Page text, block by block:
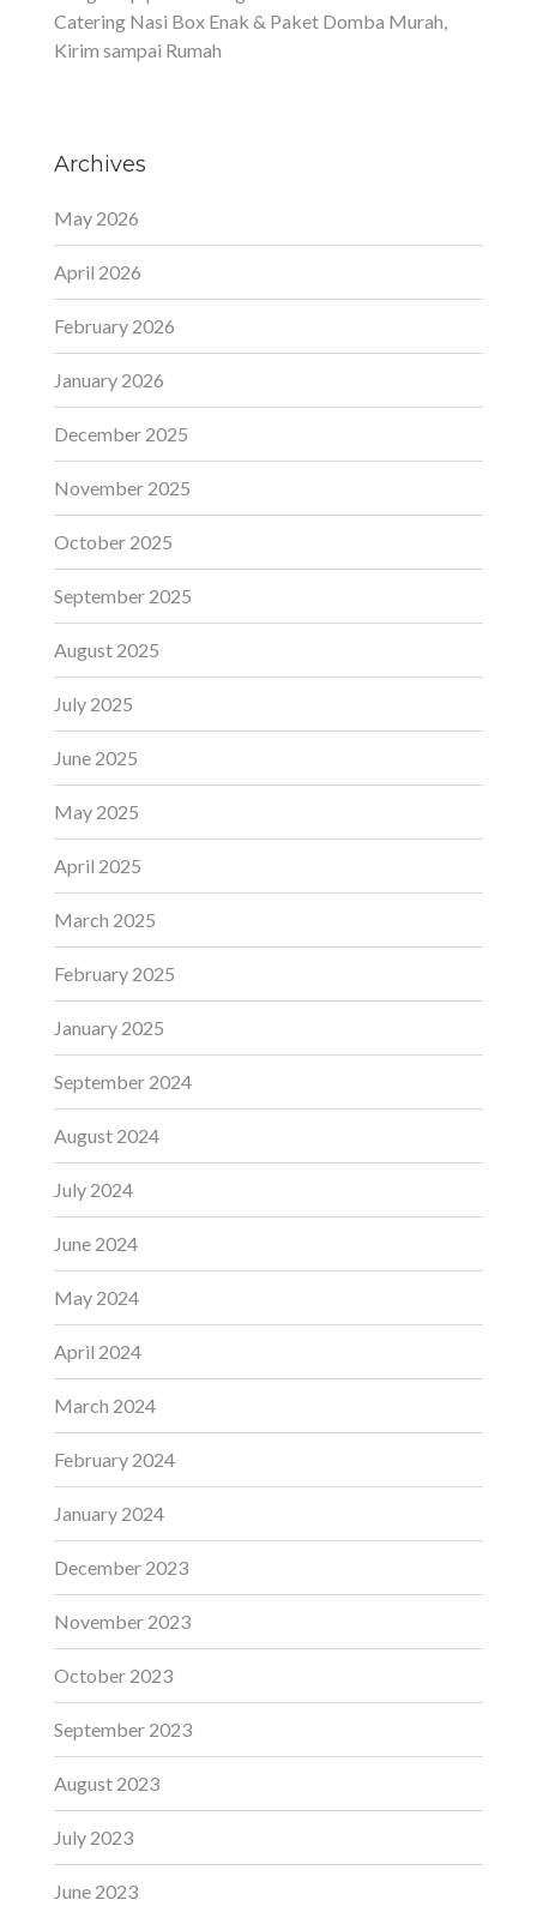
Catering Nasi Box Enak & Paket Domba Murah,
Kirim sampai Rumah
Archives
May 2026
April 2026
February 2026
January 2026
December 2025
November 2025
October 2025
September 2025
August 2025
July 2025
June 2025
May 2025
April 2025
March 2025
February 2025
January 2025
September 2024
August 2024
July 2024
June 2024
May 2024
April 2024
March 2024
February 2024
January 2024
December 2023
November 2023
October 2023
September 2023
August 2023
July 2023
June 2023